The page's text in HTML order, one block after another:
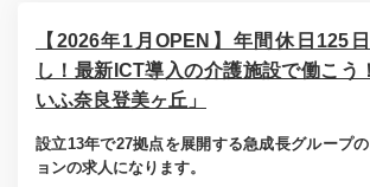
【2026年1月OPEN】年間休日125
し！最新ICT導入の介護施設で働こう
いふ奈良登美ヶ丘」
設立13年で27拠点を展開する急成長グループ
ョンの求人になります。